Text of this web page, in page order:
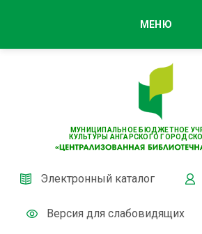
МУНИЦИПАЛЬНОЕ БЮДЖЕТНОЕ
КУЛЬТУРЫ АНГАРСКОГО
Электронный каталог
Версия для слабовидящих
МЕНЮ